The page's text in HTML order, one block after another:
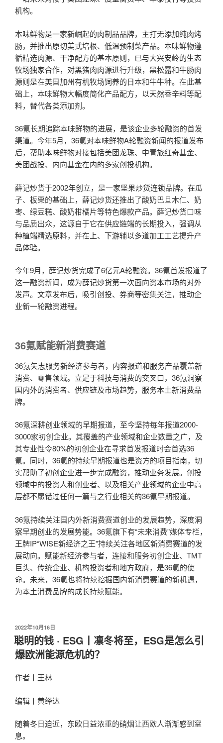
机构。
本味鲜物是一家新崛起的肉制品品牌，主打无添加纯肉烤
肠，并推出原切美式培根、低温预制菜产品。本味鲜物遵
循精选肉源、干净配方的基本原则，已与大兴安岭的生态
牧场独家合作，对黑猪肉肉源进行升级，黑松露和牛肠肉
源则是在美国加州有机牧场饲养的日本和牛牛种。在此基
础上，本味鲜物大幅度简化产品配方，以天然香辛料等配
料，替代各类添加剂。
36氪长期追踪本味鲜物的进展，是该企业多轮融资的首发
渠道。今年5月，36氪对本味鲜物A轮融资新闻的报道发布
后，帮助本味鲜物对接包括美团龙珠、中青旅红奇基金、
美团战投、内向基金在内的多家创投机构。
薛记炒货于2002年创立，是一家坚果炒货连锁品牌。在瓜
子、板栗的基础上，薛记炒货还推出了酸奶巴旦木仁、奶
枣、绿豆糕、酸奶柑橘片等特色爆款产品。薛记炒货口味
与品质出众，这源自于它在供应链端的长期投入，强调从
种植端精选原料，并在上、下游辅以多道加工工艺提升产
品体验。
今年9月，薛记炒货完成了6亿元A轮融资。36氪首发报道了
这一融资新闻，成为薛记炒货第一次面向资本市场的对外
发声。文章发布后，吸引创投、券商等密集关注，推动企
业新一轮融资进程。
36氪赋能新消费赛道
36氪矢志服务新经济参与者，内容报道和服务产品覆盖新
消费、零售领域。立足于科技与消费的交叉口，36氪洞察
国内外的消费者、供应链及市场趋势，服务本土新消费品
牌。
36氪深耕创业领域的早期报道，至今坚持每年报道2000-
3000家初创企业。其覆盖的产业领域和企业数量之广，及
其专业性令80%的初创企业在寻求首发报道时会首选36
氪。同时，36氪的持续早期报道也是资方的项目指南，切
实帮助了初创企业进一步完成融资，推动业务发展。创投
领域中的投资人和创业者、以及相关产业领域的企业中高
层都不愿错过任何一篇与之行业相关的36氪早期报道。
36氪持续关注国内外新消费赛道创业的发展趋势，深度洞
察早期创业的发展势能。36氪旗下有“未来消费”媒体专栏，
王牌IP“WISE新经济之王”持续关注各地区新消费赛道的发
展动向。赋能新经济参与者，连接和服务初创企业、TMT
巨头、传统企业、机构投资者和地方政府，是36氪的使
命。未来，36氪也将持续挖掘国内新消费赛道的新机遇，
为本土消费品牌的成长持续赋能。
发
布
于
2022年10月16日
聪明的钱 · ESG丨凛冬将至，ESG是怎么引
爆欧洲能源危机的？
作者丨王林
编辑丨黄绎达
随着冬日迫近，东欧日益浓重的硝烟让西欧人渐渐感到窒
息。